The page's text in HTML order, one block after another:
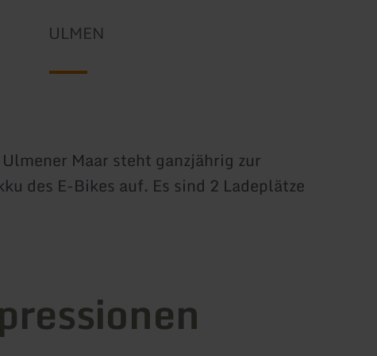
ULMEN
Maar steht ganzjährig zur
des E-Bikes auf. Es sind 2 Ladeplätze